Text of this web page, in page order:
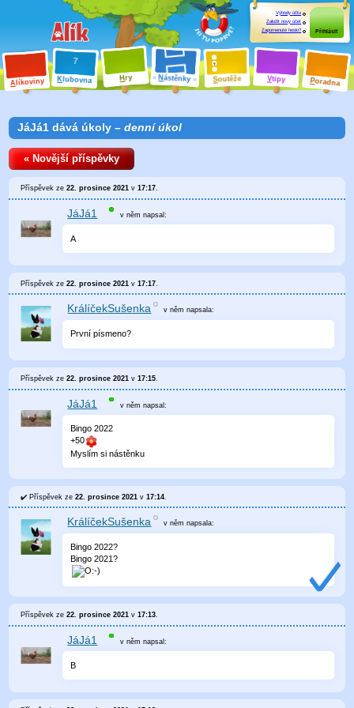
Alíkoviny Klubovna Hry Nástěnky Soutěže Vtipy Poradna
Výhody účtu
Založit nový účet
Zapomenuté heslo?
Přihlásit
JáJá1 dává úkoly – denní úkol
« Novější příspěvky
Příspěvek ze22. prosince 2021 v17:17.
JáJá1 v něm napsal:
A
Příspěvek ze22. prosince 2021 v17:17
KrálíčekSušenka v němnapsala:
První písmeno?
Příspěvek ze22. prosince 2021 v17:15
JáJá1 v něm napsal:
Bingo 2022
+50
Myslím si nástěnku
Příspěvek ze22. prosince 2021 v17:14
KrálíčekSušenka v němnapsala:
Bingo 2022?
Bingo 2021?
Příspěvek ze22. prosince 2021 v17:13.
JáJá1 v něm napsal:
B